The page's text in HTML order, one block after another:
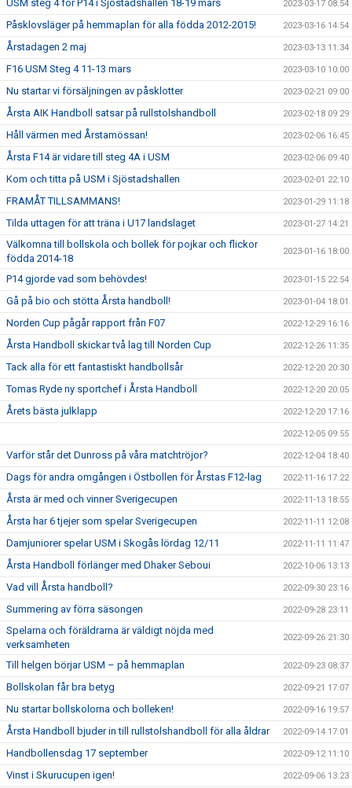
USM steg 4 för P14 i Sjöstadshallen 18-19 mars 2023-03-17 08:54
Påsklovsläger på hemmaplan för alla födda 2012-2015! 2023-03-16 14:54
Årstadagen 2 maj 2023-03-13 11:34
F16 USM Steg 4 11-13 mars 2023-03-10 10:00
Nu startar vi försäljningen av påsklotter 2023-02-21 09:00
Årsta AIK Handboll satsar på rullstolshandboll 2023-02-18 09:29
Håll värmen med Årstamössan! 2023-02-06 16:45
Årsta F14 är vidare till steg 4A i USM 2023-02-06 09:40
Kom och titta på USM i Sjöstadshallen 2023-02-01 22:10
FRAMÅT TILLSAMMANS! 2023-01-29 11:18
Tilda uttagen för att träna i U17 landslaget 2023-01-27 14:21
Välkomna till bollskola och bollek för pojkar och flickor
födda 2014-18
2023-01-16 18:00
P14 gjorde vad som behövdes! 2023-01-15 22:54
Gå på bio och stötta Årsta handboll! 2023-01-04 18:01
Norden Cup pågår rapport från F07 2022-12-29 16:16
Årsta Handboll skickar två lag till Norden Cup 2022-12-26 11:35
Tack alla för ett fantastiskt handbollsår 2022-12-20 20:30
Tomas Ryde ny sportchef i Årsta Handboll 2022-12-20 20:05
Årets bästa julklapp 2022-12-20 17:16
2022-12-05 09:55
Varför står det Dunross på våra matchtröjor? 2022-12-04 18:40
Dags för andra omgången i Östbollen för Årstas F12-lag 2022-11-16 17:22
Årsta är med och vinner Sverigecupen 2022-11-13 18:55
Årsta har 6 tjejer som spelar Sverigecupen 2022-11-11 12:08
Damjuniorer spelar USM i Skogås lördag 12/11 2022-11-11 11:47
Årsta Handboll förlänger med Dhaker Seboui 2022-10-06 13:13
Vad vill Årsta handboll? 2022-09-30 23:16
Summering av förra säsongen 2022-09-28 23:11
Spelarna och föräldrarna är väldigt nöjda med
verksamheten
2022-09-26 21:30
Till helgen börjar USM – på hemmaplan 2022-09-23 08:37
Bollskolan får bra betyg 2022-09-21 17:07
Nu startar bollskolorna och bolleken! 2022-09-16 19:57
Årsta Handboll bjuder in till rullstolshandboll för alla åldrar 2022-09-14 17:01
Handbollensdag 17 september 2022-09-12 11:10
Vinst i Skurucupen igen! 2022-09-06 13:23